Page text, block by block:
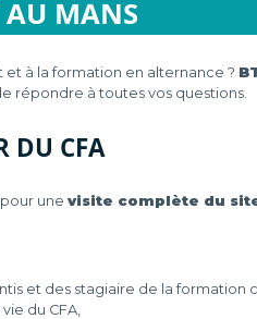
AU MANS
et à la formation en alternance ?
répondre à toutes vos questions.
DU CFA
une visite complète du
et des stagiaire de la formation
du CFA,